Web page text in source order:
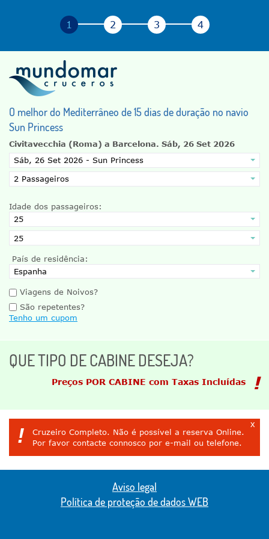
O melhor do Mediterrâneo de 15 dias de duração no navio
Sun Princess
Civitavecchia (Roma) a Barcelona. Sáb, 26 Set 2026
Idade dos passageiros:
País de residência:
Viagens de Noivos?
São repetentes?
Tenho um cupom
QUE TIPO DE CABINE DESEJA?
Preços POR CABINE com Taxas Incluídas
x
!
Cruzeiro Completo. Não é possível a reserva Online.
Por favor contacte connosco por e-mail ou telefone.
Aviso legal
Política de proteção de dados WEB